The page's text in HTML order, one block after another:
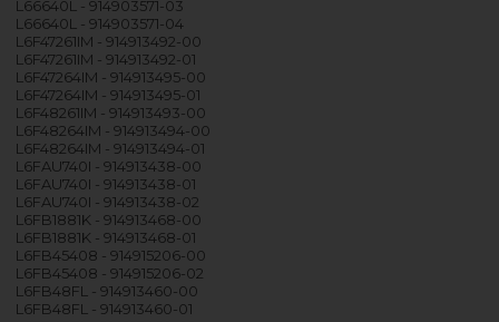
L66640L - 914903571-03
L66640L - 914903571-04
L6F47261IM - 914913492-00
L6F47261IM - 914913492-01
L6F47264IM - 914913495-00
L6F47264IM - 914913495-01
L6F48261IM - 914913493-00
L6F48264IM - 914913494-00
L6F48264IM - 914913494-01
L6FAU740I - 914913438-00
L6FAU740I - 914913438-01
L6FAU740I - 914913438-02
L6FB1881K - 914913468-00
L6FB1881K - 914913468-01
L6FB45408 - 914915206-00
L6FB45408 - 914915206-02
L6FB48FL - 914913460-00
L6FB48FL - 914913460-01